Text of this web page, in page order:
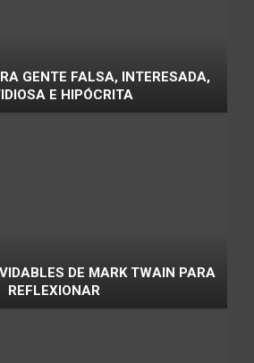
GENTE FALSA, INTERESADA,
E HIPÓCRITA
DE MARK TWAIN PARA
REFLEXIONAR